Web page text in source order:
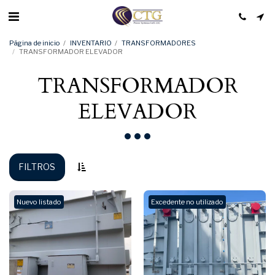
Página de inicio INVENTARIO
TRANSFORMADORES
TRANSFORMADOR ELEVADOR
TRANSFORMADOR
ELEVADOR
FILTROS
Nuevo listado Excedente no utilizado